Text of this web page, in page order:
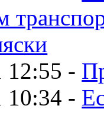
12:55 -
10:34 -